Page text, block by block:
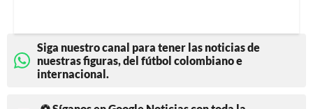
Siga nuestro canal para tener las noticias de
nuestras figuras, del fútbol colombiano e
internacional.